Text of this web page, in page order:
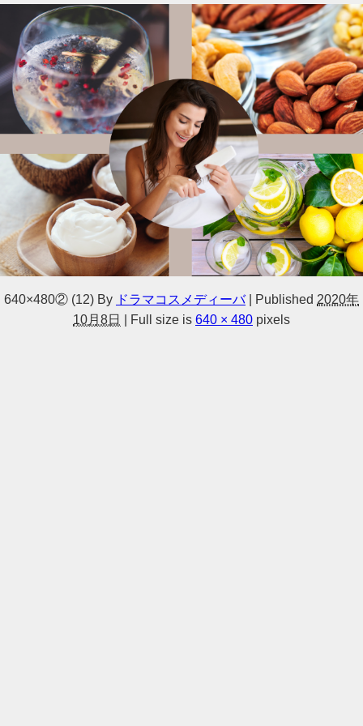
640×480② (12) By ドラマコスメディーバ Published 2020年
10月8日
Full size is 640 × 480 pixels